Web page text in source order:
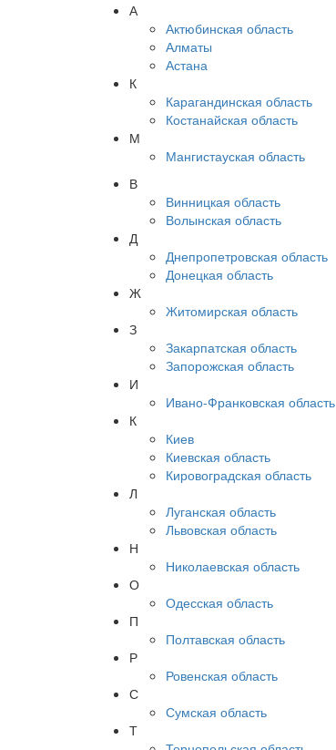
А
Актюбинская область
Алматы
Астана
К
Карагандинская область
Костанайская область
М
Мангистауская область
В
Винницкая область
Волынская область
Д
Днепропетровская область
Донецкая область
Ж
Житомирская область
З
Закарпатская область
Запорожская область
И
Ивано-Франковская область
К
Киев
Киевская область
Кировоградская область
Л
Луганская область
Львовская область
Н
Николаевская область
О
Одесская область
П
Полтавская область
Р
Ровенская область
С
Сумская область
Т